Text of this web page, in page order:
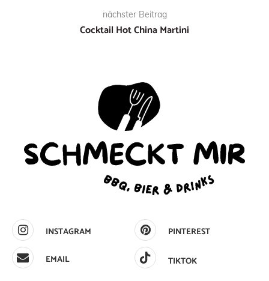
nächster Beitrag
Cocktail Hot China Martini
INSTAGRAM
PINTEREST
EMAIL
TIKTOK